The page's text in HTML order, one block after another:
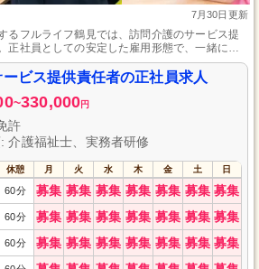
7月30日更新
るフルライフ鶴見では、訪問介護のサービス提
正社員としての安定した雇用形態で、一緒に地
ませんか？訪問介護の経験を活かせる職場で、
きる環境が整っています。資格・経験は問いま
一歩を踏み出したい方も大歓迎です。ご応募を
ビス提供責任者の正社員求人
~330,000円
許
介護福祉士、実務者研修
休憩 月 火 水 木 金 土 日
60分 募集 募集 募集 募集 募集 募集 募集
60分 募集 募集 募集 募集 募集 募集 募集
60分 募集 募集 募集 募集 募集 募集 募集